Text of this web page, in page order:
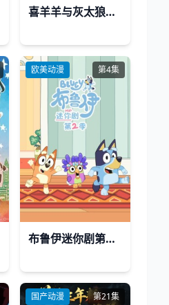
喜羊羊与灰太狼之破界山海诀番外篇
欧美动漫 第4集
布鲁伊迷你剧第二季(英文版)
国产动漫 第21集